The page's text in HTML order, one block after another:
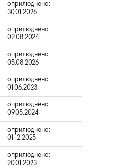
оприлюднено:
30.01.2026
оприлюднено:
02.08.2024
оприлюднено:
05.08.2026
оприлюднено:
01.06.2023
оприлюднено:
09.05.2024
оприлюднено:
01.12.2025
оприлюднено:
20.01.2023